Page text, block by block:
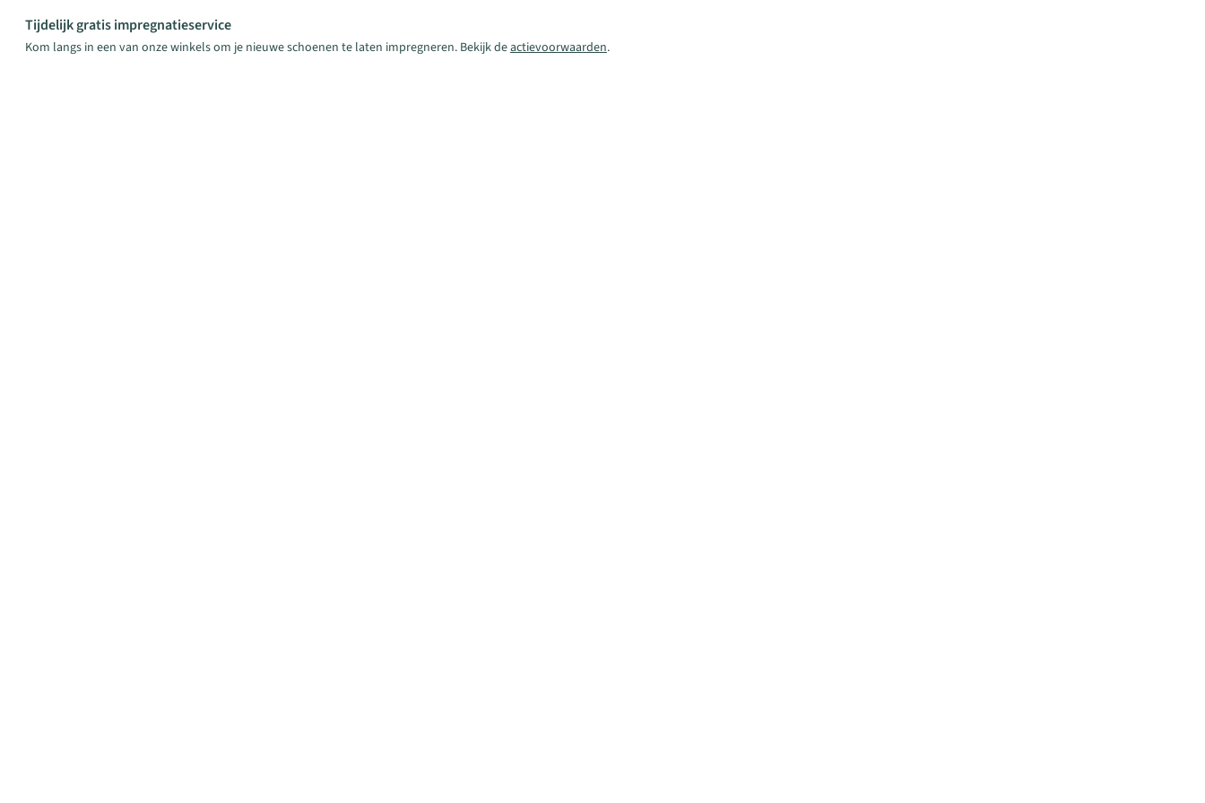
Tijdelijk gratis impregnatieservice
Kom langs in een van onze winkels om je nieuwe schoenen te laten impregneren. Bekijk deactievoorwaarden.